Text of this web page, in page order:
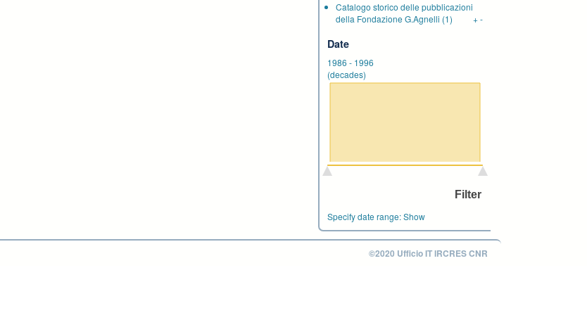
Catalogo storico delle pubblicazioni
della Fondazione G.Agnelli (1) +-
Date
1986 - 1996
(decades)
Specify date range:Show
©2020 Ufficio IT IRCRES CNR